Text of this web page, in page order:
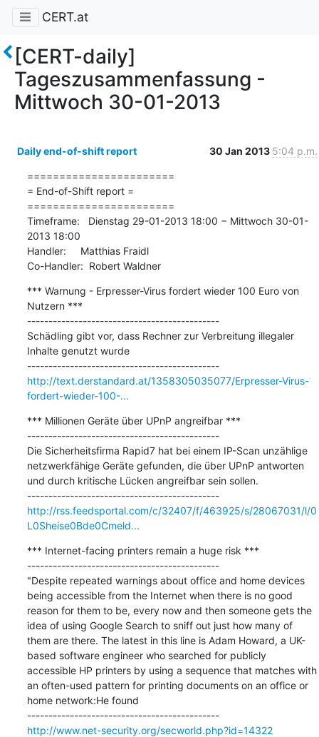
CERT.at
[CERT-daily]
Tageszusammenfassung -
Mittwoch 30-01-2013
Daily end-of-shift report 30 Jan 2013 5:04 p.m.
=======================
= End-of-Shift report =
=======================
Timeframe:   Dienstag 29-01-2013 18:00 − Mittwoch 30-01-
2013 18:00
Handler:     Matthias Fraidl
Co-Handler:  Robert Waldner
*** Warnung - Erpresser-Virus fordert wieder 100 Euro von
Nutzern ***
---------------------------------------------
Schädling gibt vor, dass Rechner zur Verbreitung illegaler
Inhalte genutzt wurde
---------------------------------------------
http://text.derstandard.at/1358305035077/Erpresser-Virus-
fordert-wieder-100-...
*** Millionen Geräte über UPnP angreifbar ***
---------------------------------------------
Die Sicherheitsfirma Rapid7 hat bei einem IP-Scan unzählige
netzwerkfähige Geräte gefunden, die über UPnP antworten
und durch kritische Lücken angreifbar sein sollen.
---------------------------------------------
http://rss.feedsportal.com/c/32407/f/463925/s/28067031/l/0
L0Sheise0Bde0Cmeld...
*** Internet-facing printers remain a huge risk ***
---------------------------------------------
"Despite repeated warnings about office and home devices
being accessible from the Internet when there is no good
reason for them to be, every now and then someone gets the
idea of using Google Search to sniff out just how many of
them are there. The latest in this line is Adam Howard, a UK-
based software engineer who searched for publicly
accessible HP printers by using a sequence that matches with
an often-used pattern for printing documents on an office or
home network:He found
---------------------------------------------
http://www.net-security.org/secworld.php?id=14322